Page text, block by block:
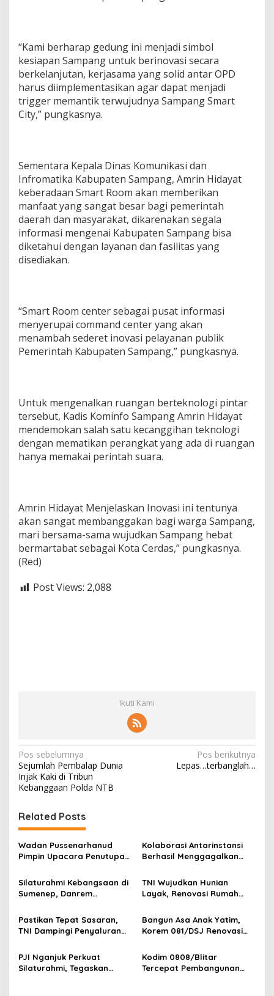
“Kami berharap gedung ini menjadi simbol
kesiapan Sampang untuk berinovasi secara
berkelanjutan, kerjasama yang solid antar OPD
harus diimplementasikan agar dapat menjadi
trigger memantik terwujudnya Sampang Smart
City,” pungkasnya.
Sementara Kepala Dinas Komunikasi dan
Infromatika Kabupaten Sampang, Amrin Hidayat
keberadaan Smart Room akan memberikan
manfaat yang sangat besar bagi pemerintah
daerah dan masyarakat, dikarenakan segala
informasi mengenai Kabupaten Sampang bisa
diketahui dengan layanan dan fasilitas yang
disediakan.
“Smart Room center sebagai pusat informasi
menyerupai command center yang akan
menambah sederet inovasi pelayanan publik
Pemerintah Kabupaten Sampang,” pungkasnya.
Untuk mengenalkan ruangan berteknologi pintar
tersebut, Kadis Kominfo Sampang Amrin Hidayat
mendemokan salah satu kecanggihan teknologi
dengan mematikan perangkat yang ada di ruangan
hanya memakai perintah suara.
Amrin Hidayat Menjelaskan Inovasi ini tentunya
akan sangat membanggakan bagi warga Sampang,
mari bersama-sama wujudkan Sampang hebat
bermartabat sebagai Kota Cerdas,” pungkasnya.
(Red)
Post Views: 2,088
Ikuti Kami
N
a
v
i
g
a
s
i
p
s
Pos sebelumnya
Sejumlah Pembalap Dunia
Injak Kaki di Tribun
Kebanggaan Polda NTB
Pos berikutnya
Lepas…terbanglah…
Related Posts
Wadan Pussenarhanud
Pimpin Upacara Penutupan
KDKMP Tahun 2026 di
Pusdikarhanud
Kolaborasi Antarinstansi
Berhasil Menggagalkan
3,4 Ton Merkuri Cair
Silaturahmi Kebangsaan di
Sumenep, Danrem
Semua Elemen Bersatu
Bangun Madura
TNI Wujudkan Hunian
Layak, Renovasi Rumah
Pastikan Tepat Sasaran,
TNI Dampingi Penyaluran
Bangun Asa Anak Yatim,
Korem 081/DSJ Renovasi
PJI Nganjuk Perkuat
Silaturahmi, Tegaskan
Kodim 0808/Blitar
Tercepat Pembangunan